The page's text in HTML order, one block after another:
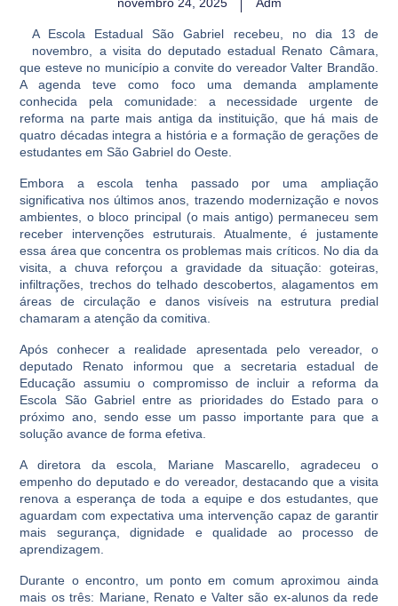
A Escola Estadual São Gabriel recebeu, no dia 13 de
novembro, a visita do deputado estadual Renato Câmara,
que esteve no município a convite do vereador Valter Brandão.
A agenda teve como foco uma demanda amplamente
conhecida pela comunidade: a necessidade urgente de
reforma na parte mais antiga da instituição, que há mais de
quatro décadas integra a história e a formação de gerações de
estudantes em São Gabriel do Oeste.
Embora a escola tenha passado por uma ampliação
significativa nos últimos anos, trazendo modernização e novos
ambientes, o bloco principal (o mais antigo) permaneceu sem
receber intervenções estruturais. Atualmente, é justamente
essa área que concentra os problemas mais críticos. No dia da
visita, a chuva reforçou a gravidade da situação: goteiras,
infiltrações, trechos do telhado descobertos, alagamentos em
áreas de circulação e danos visíveis na estrutura predial
chamaram a atenção da comitiva.
Após conhecer a realidade apresentada pelo vereador, o
deputado Renato informou que a secretaria estadual de
Educação assumiu o compromisso de incluir a reforma da
Escola São Gabriel entre as prioridades do Estado para o
próximo ano, sendo esse um passo importante para que a
solução avance de forma efetiva.
A diretora da escola, Mariane Mascarello, agradeceu o
empenho do deputado e do vereador, destacando que a visita
renova a esperança de toda a equipe e dos estudantes, que
aguardam com expectativa uma intervenção capaz de garantir
mais segurança, dignidade e qualidade ao processo de
aprendizagem.
Durante o encontro, um ponto em comum aproximou ainda
mais os três: Mariane, Renato e Valter são ex-alunos da rede